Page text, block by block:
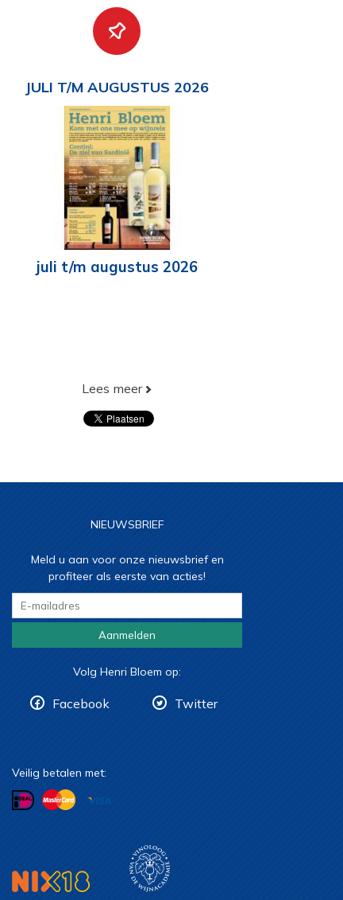
JULI T/M AUGUSTUS 2026
juli t/m augustus 2026
Lees meer
NIEUWSBRIEF
Meld u aan voor onze nieuwsbrief en
profiteer als eerste van acties!
Aanmelden
Volg Henri Bloem op:
Facebook Twitter
Veilig betalen met: